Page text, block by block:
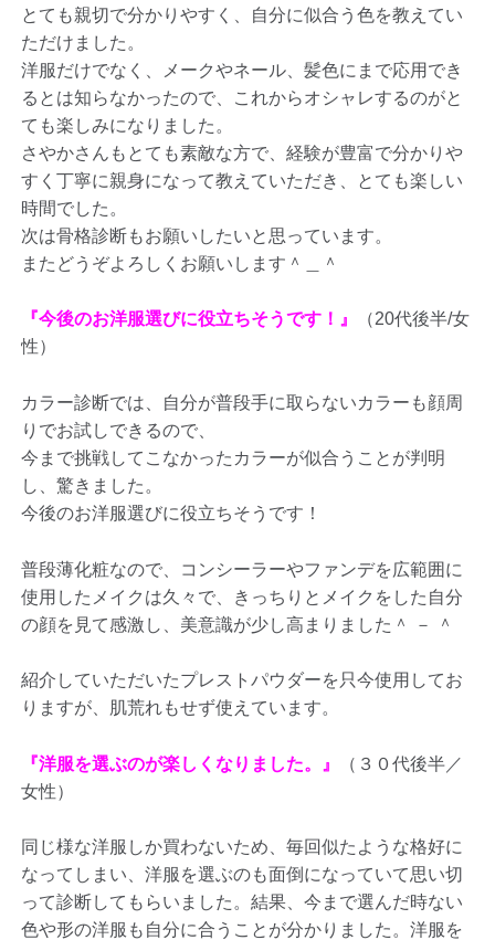
とても親切で分かりやすく、自分に似合う色を教えてい
ただけました。
洋服だけでなく、メークやネール、髪色にまで応用でき
るとは知らなかったので、これからオシャレするのがと
ても楽しみになりました。
さやかさんもとても素敵な方で、経験が豊富で分かりや
すく丁寧に親身になって教えていただき、とても楽しい
時間でした。
次は骨格診断もお願いしたいと思っています。
またどうぞよろしくお願いします＾＿＾
『今後のお洋服選びに役立ちそうです！』
（20代後半/女
性）
カラー診断では、自分が普段手に取らないカラーも顔周
りでお試しできるので、
今まで挑戦してこなかったカラーが似合うことが判明
し、驚きました。
今後のお洋服選びに役立ちそうです！
普段薄化粧なので、コンシーラーやファンデを広範囲に
使用したメイクは久々で、きっちりとメイクをした自分
の顔を見て感激し、美意識が少し高まりました＾ － ＾
紹介していただいたプレストパウダーを只今使用してお
りますが、肌荒れもせず使えています。
『洋服を選ぶのが楽しくなりました。』
（３０代後半／
女性）
同じ様な洋服しか買わないため、毎回似たような格好に
なってしまい、洋服を選ぶのも面倒になっていて思い切
って診断してもらいました。結果、今まで選んだ時ない
色や形の洋服も自分に合うことが分かりました。洋服を